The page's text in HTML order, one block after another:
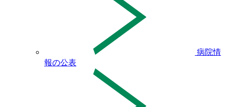
病院情
報の公表